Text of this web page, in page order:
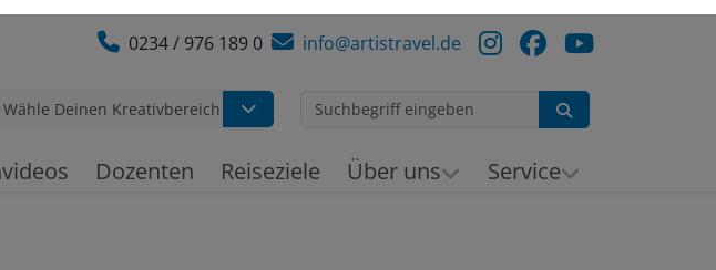
Suchen
Dozenten Reiseziele Über uns Service